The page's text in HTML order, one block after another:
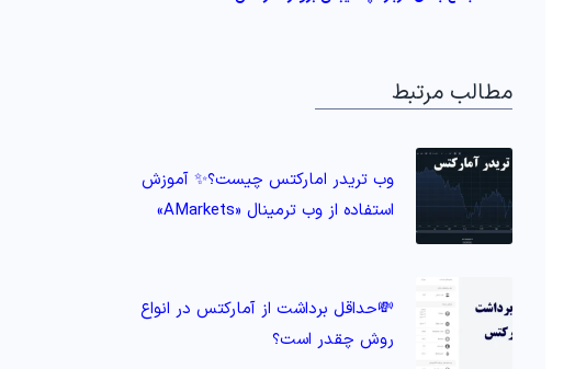
مطالب مرتبط
وب تریدر امارکتس چیست؟✨ آموزش
استفاده از وب ترمینال «AMarkets»
💸حداقل برداشت از آمارکتس در انواع
روش چقدر است؟